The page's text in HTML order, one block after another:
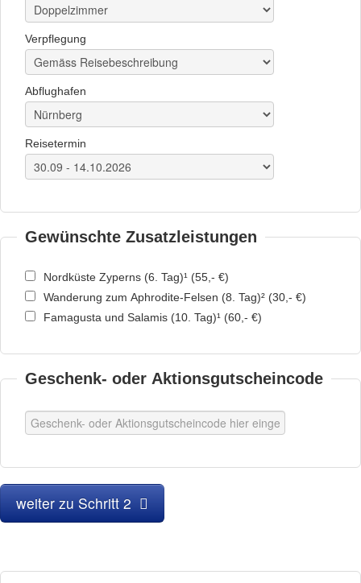
Verpflegung
Abflughafen
Reisetermin
Gewünschte Zusatzleistungen
Nordküste Zyperns (6. Tag)¹ (55,- €)
Wanderung zum Aphrodite-Felsen (8. Tag)² (30,- €)
Famagusta und Salamis (10. Tag)¹ (60,- €)
Geschenk- oder Aktionsgutscheincode
weiter zu Schritt 2